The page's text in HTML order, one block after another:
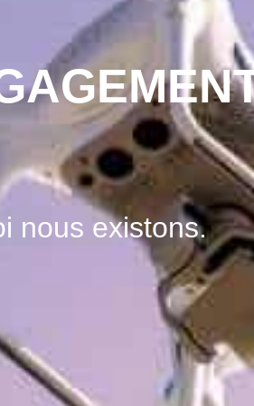
nous existons.